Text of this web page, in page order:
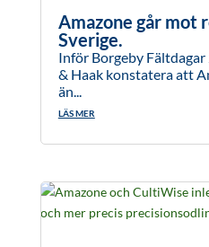
Amazone går mot
Sverige.
Inför Borgeby
& Haak konstatera att
än...
LÄS MER